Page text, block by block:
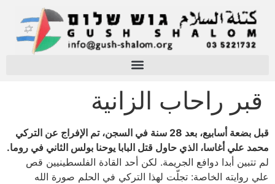
قبر راحاب الزانية
قبل بضعة أسابيع، بعد 28 سنة في السجن، تم الإفراج عن التركي
محمد علي أغاسا، الذي حاول قتل البابا يوحنا بولس الثاني في روما.
لم تتبين أبدا دوافع الجريمة. لكن أحد القادة الفلسطينيين قص
علي روايته الخاصة: تجلّت لهذا التركي في الحلم صورة الله